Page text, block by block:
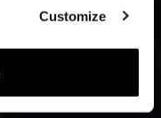
Customize